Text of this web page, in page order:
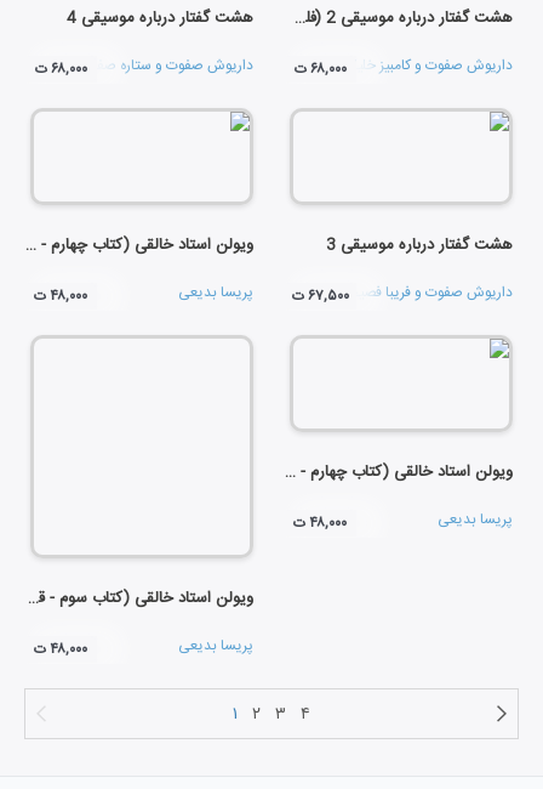
هشت گفتار درباره موسیقی 2 (فلسفه ی موسیقی)
داریوش صفوت و کامبیز خلیلی۶۸,۰۰۰ ت
هشت گفتار درباره موسیقی 4
داریوش صفوت و ستاره صفوت۶۸,۰۰۰ ت
هشت گفتار درباره موسیقی 3
داریوش صفوت و فریبا فصیحی تاش
۶۷,۵۰۰ ت
ویولن استاد خالقی (کتاب چهارم - قسمت اول)
پریسا بدیعی ۴۸,۰۰۰ ت
ویولن استاد خالقی (کتاب چهارم - قسمت دوم)
پریسا بدیعی ۴۸,۰۰۰ ت
ویولن استاد خالقی (کتاب سوم - قسمت دوم)
پریسا بدیعی ۴۸,۰۰۰ ت
۱ ۲ ۳ ۴